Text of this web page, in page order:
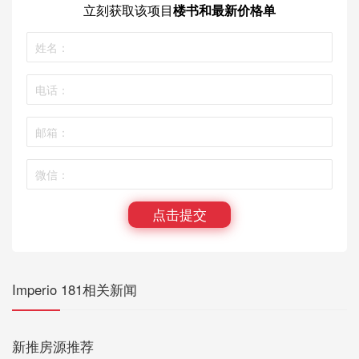
立刻获取该项目楼书和最新价格单
点击提交
Imperio 181相关新闻
新推房源推荐